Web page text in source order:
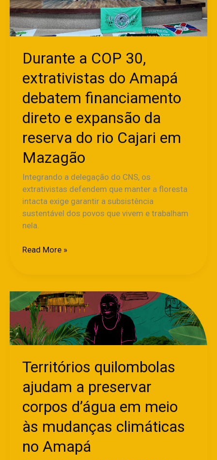
Durante a COP 30,
extrativistas do Amapá
debatem financiamento
direto e expansão da
reserva do rio Cajari em
Mazagão
Integrando a delegação do CNS, os
extrativistas defendem que manter a floresta
intacta exige garantir a subsistência
sustentável dos povos que vivem e trabalham
nela.
Amapá
debatem
financiamento
direto
e
expansão
da
do
rio
Cajari
em
Read More »
Territórios quilombolas
ajudam a preservar
corpos d’água em meio
às mudanças climáticas
no Amapá
Territórios
quilombolas
ajudam
a
preservar
d’água
em
meio
às
mudanças
climáticas
no
Amapá